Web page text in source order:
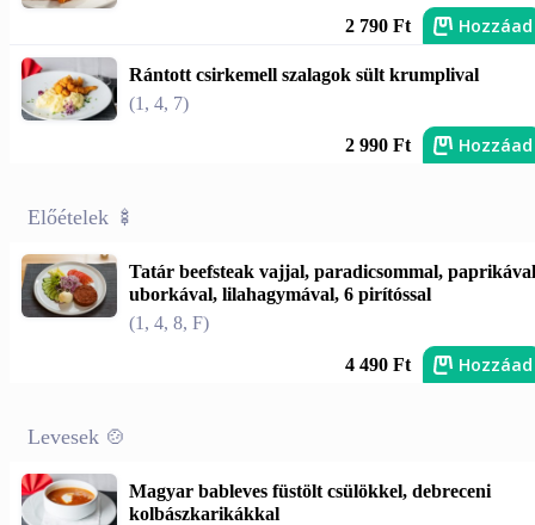
2 790 Ft Hozzáad
Rántott csirkemell szalagok sült krumplival
(1, 4, 7)
2 990 Ft Hozzáad
Előételek 🍢
Tatár beefsteak vajjal, paradicsommal,
uborkával, lilahagymával, 6 pirítóssal
(1, 4, 8, F)
4 490 Ft Hozzáad
Levesek 🍲
Magyar bableves füstölt csülökkel, debreceni
kolbászkarikákkal